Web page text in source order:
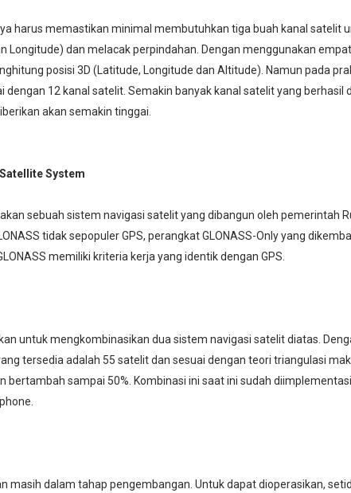
harus memastikan minimal membutuhkan tiga buah kanal satelit
Longitude) dan melacak perpindahan. Dengan menggunakan
posisi 3D (Latitude, Longitude dan Altitude). Namun pada
12 kanal satelit. Semakin banyak kanal satelit yang berhasil
akan semakin tinggai.
System
sebuah sistem navigasi satelit yang dibangun oleh pemerintah
tidak sepopuler GPS, perangkat GLONASS-Only yang
memiliki kriteria kerja yang identik dengan GPS.
untuk mengkombinasikan dua sistem navigasi satelit diatas.
tersedia adalah 55 satelit dan sesuai dengan teori triangulasi
bertambah sampai 50%. Kombinasi ini saat ini sudah
masih dalam tahap pengembangan. Untuk dapat dioperasikan,